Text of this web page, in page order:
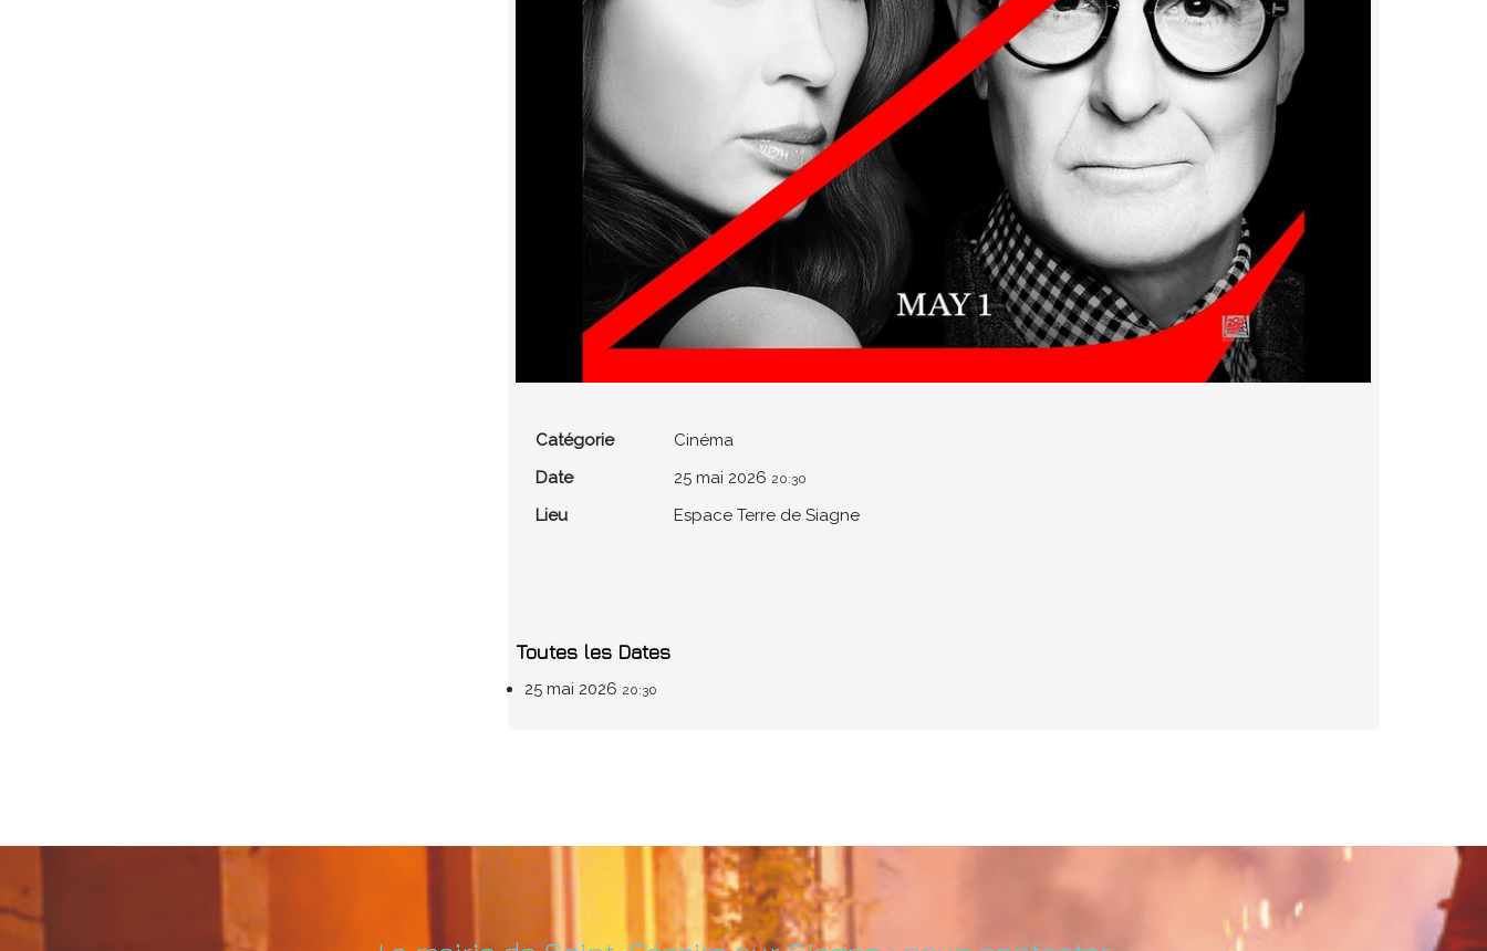
Catégorie
Cinéma
Date
25 mai 2026 20:30
Lieu Espace Terre de Siagne
Toutes les Dates
25 mai 2026 20:30